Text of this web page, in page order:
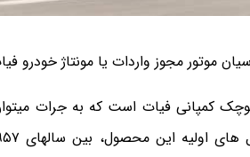
واردات یا مونتاژ خودرو فیات500 را بدست آورده
کوچک کمپانی فیات است که به جرات